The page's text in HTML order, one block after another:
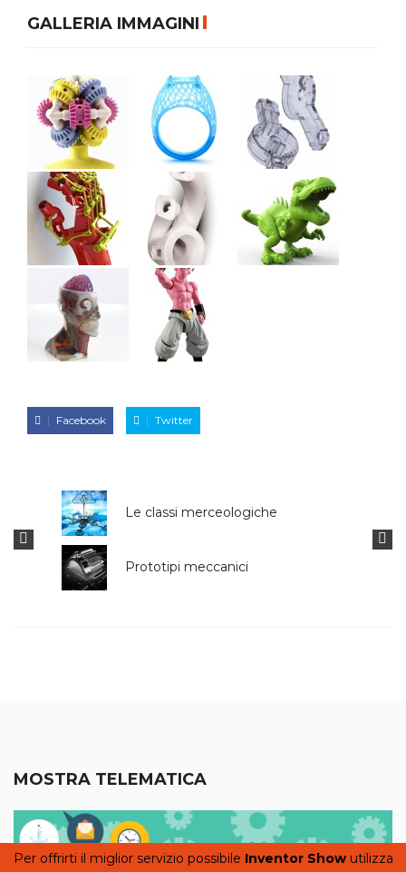
GALLERIA IMMAGINI
Facebook Twitter
Le classi merceologiche
Prototipi meccanici
MOSTRA TELEMATICA
Per offrirti il miglior servizio possibile Inventor Showutilizza